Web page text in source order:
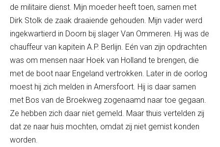
de militaire dienst. Mijn moeder heeft toen, samen met
Dirk Stolk de zaak draaiende gehouden. Mijn vader werd
ingekwartierd in Doorn bij slager Van Ommeren. Hij was de
chauffeur van kapitein A.P. Berlijn. Eén van zijn opdrachten
was om mensen naar Hoek van Holland te brengen, die
met de boot naar Engeland vertrokken. Later in de oorlog
moest hij zich melden in Amersfoort. Hij is daar samen
met Bos van de Broekweg zogenaamd naar toe gegaan.
Ze hebben zich daar niet gemeld. Maar thuis vertelden zij
dat ze naar huis mochten, omdat zij niet gemist konden
worden.